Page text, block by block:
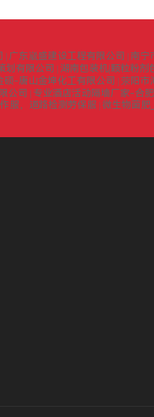
广东崴盛建设工程有限公司 南宁
划有限公司 湖南包装机|颗粒粉剂
-唐山金坤化工有限公司 荥阳市
公司 专业酒店活动隔墙厂家-合
服，道路检测劳保服 微生物菌肥